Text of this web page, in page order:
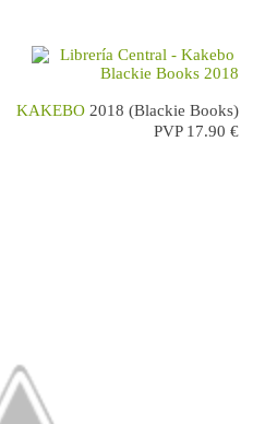
KAKEBO 2018 (Blackie Books)
PVP 17.90 €